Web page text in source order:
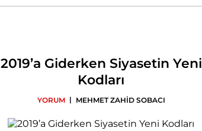
2019’a Giderken Siyasetin Yeni
Kodları
YORUM | MEHMET ZAHİD SOBACI